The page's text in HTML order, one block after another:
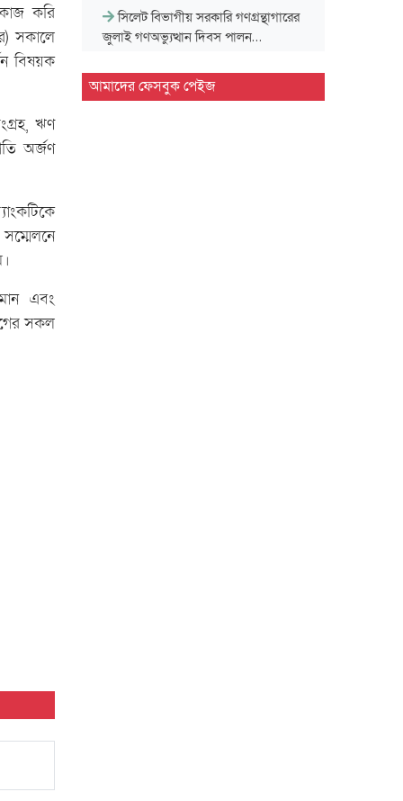
করি
সকালে
বিষয়ক
ঋণ
অর্জণ
এবং
সকল
সিলেট বিভাগীয় সরকারি গণগ্রন্থাগারের
জুলাই গণঅভ্যুত্থান দিবস পালন…
দেশের প্রথম বায়োড্রায়িং প্ল্যান্ট হবে সিলেটে
আমাদের ফেসবুক পেইজ